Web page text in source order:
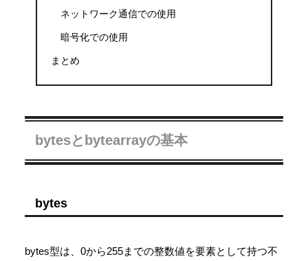
ネットワーク通信での使用
暗号化での使用
まとめ
bytesとbytearrayの基本
bytes
bytes型は、0から255までの整数値を要素として持つ不